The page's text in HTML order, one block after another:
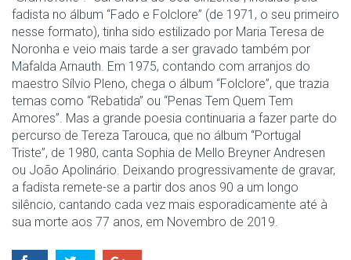
fadista no álbum “Fado e Folclore” (de 1971, o seu primeiro
nesse formato), tinha sido estilizado por Maria Teresa de
Noronha e veio mais tarde a ser gravado também por
Mafalda Arnauth. Em 1975, contando com arranjos do
maestro Sílvio Pleno, chega o álbum “Folclore”, que trazia
temas como “Rebatida” ou “Penas Tem Quem Tem
Amores”. Mas a grande poesia continuaria a fazer parte do
percurso de Tereza Tarouca, que no álbum “Portugal
Triste”, de 1980, canta Sophia de Mello Breyner Andresen
ou João Apolinário. Deixando progressivamente de gravar,
a fadista remete-se a partir dos anos 90 a um longo
silêncio, cantando cada vez mais esporadicamente até à
sua morte aos 77 anos, em Novembro de 2019.